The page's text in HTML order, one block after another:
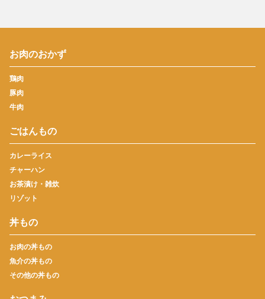
お肉のおかず
鶏肉
豚肉
牛肉
ごはんもの
カレーライス
チャーハン
お茶漬け・雑炊
リゾット
丼もの
お肉の丼もの
魚介の丼もの
その他の丼もの